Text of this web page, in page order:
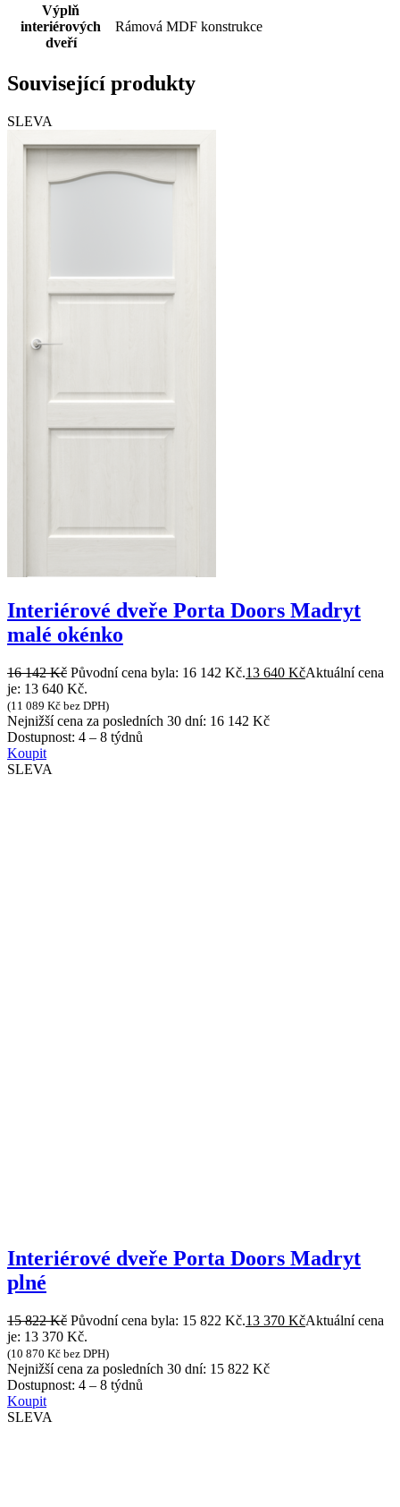
Výplň
interiérových
dveří
Rámová MDF konstrukce
Související produkty
SLEVA
Interiérové dveře Porta Doors Madryt
malé okénko
16 142Kč Původní cena byla: 16 142 Kč.13 640 KčAktuální cena
je: 13 640 Kč.
(11 089 Kč bez DPH)
Nejnižší cena za posledních 30 dní: 16 142 Kč
Dostupnost: 4 – 8 týdnů
Koupit
SLEVA
Interiérové dveře Porta Doors Madryt
plné
15 822Kč Původní cena byla: 15 822 Kč.13 370 KčAktuální cena
je: 13 370 Kč.
(10 870 Kč bez DPH)
Nejnižší cena za posledních 30 dní: 15 822 Kč
Dostupnost: 4 – 8 týdnů
Koupit
SLEVA